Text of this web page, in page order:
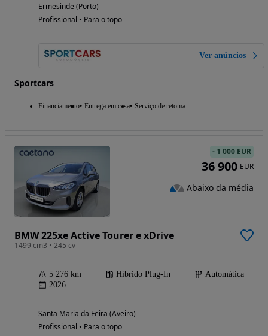
Ermesinde (Porto)
Profissional • Para o topo
Ver anúncios
Sportcars
Financiamento Entrega em casa Serviço de retoma
BMW 225xe Active Tourer e xDrive
1499 cm3 • 245 cv
5 276 km Híbrido Plug-In
Automática
2026
Santa Maria da Feira (Aveiro)
Profissional • Para o topo
- 1 000 EUR
36 900 EUR
Abaixo da média